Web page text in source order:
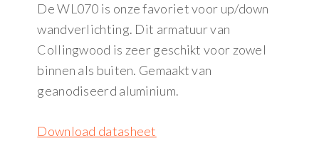
De WL070 is onze favoriet voor up/down
wandverlichting. Dit armatuur van
Collingwood is zeer geschikt voor zowel
binnen als buiten. Gemaakt van
geanodiseerd aluminium.
Download datasheet